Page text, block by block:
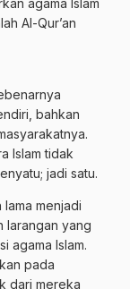
Al-Qur’an
bahkan
Islam tidak
jadi satu.
menjadi
larangan yang
agama Islam.
pada
dari mereka